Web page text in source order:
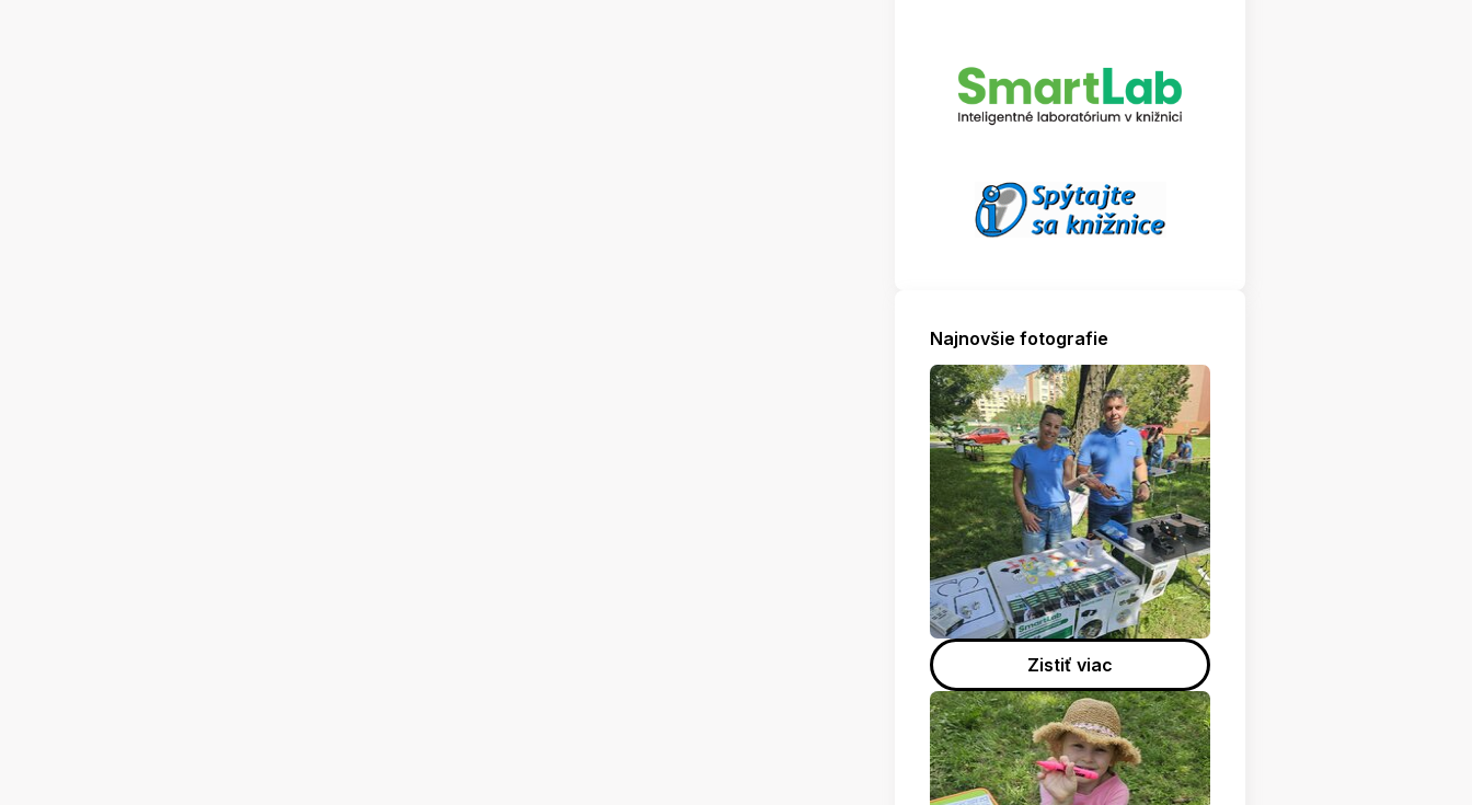
Najnovšie fotografie
Zistiť viac